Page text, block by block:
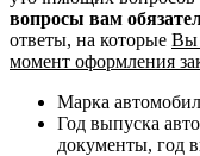
вопросы вам
ответы, на которые Вы
момент оформления
Марка
Год выпуска
документы, год